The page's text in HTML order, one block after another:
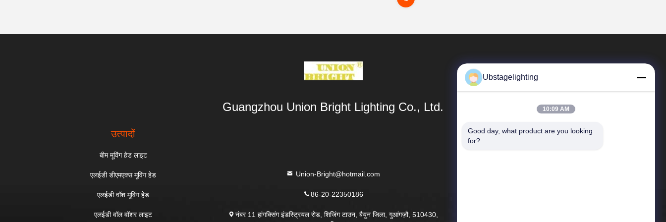
Guangzhou Union Bright Lighting Co., Ltd.
उत्पादों
बीम मूविंग हेड लाइट
एलईडी डीएमएक्स मूविंग हेड
एलईडी वॉश मूविंग हेड
एलईडी वॉल वॉशर लाइट
Union-Bright@hotmail.com
86-20-22350186
नंबर 11 हांगक्सिंग इंडस्ट्रियल रोड, शिजिंग टाउन, बैयुन जिला, गुआंगज़ौ, 510430,
त्वरित सम्पक
Ubstagelighting
10:09 AM
Good day, what product are you looking
for?